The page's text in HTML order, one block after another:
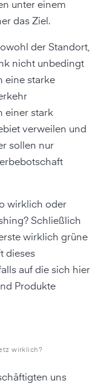
unter einem
das Ziel.
der Standort,
nicht unbedingt
eine starke
einer stark
verweilen und
sollen nur
wirklich oder
Schließlich
wirklich grüne
dieses
auf die sich hier
Produkte
wirklich?
uns